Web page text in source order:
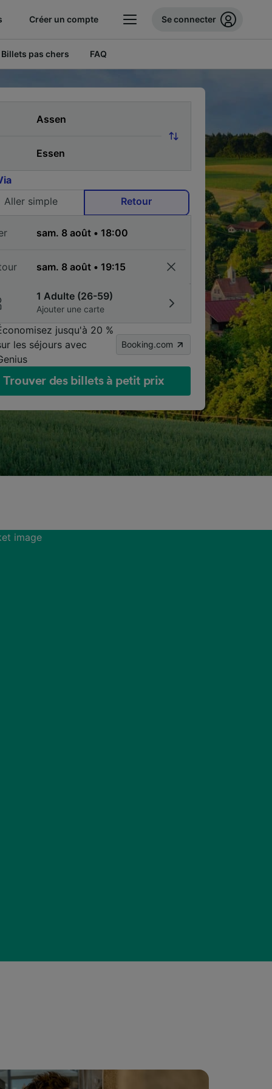
Créer un compte Se connecter
Billets pas chers FAQ
Aller simple
Retour
1 Adulte (26-59)
Ajouter une carte
jusqu'à 20 %
les séjours avec
Booking.com
Trouver des billets à petit prix